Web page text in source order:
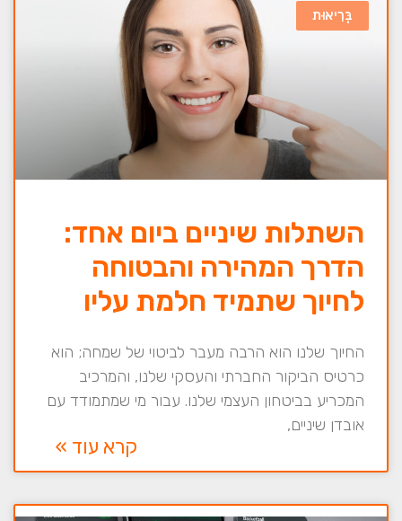
בְּרִיאוּת
השתלות שיניים ביום אחד:
הדרך המהירה והבטוחה
לחיוך שתמיד חלמת עליו
החיוך שלנו הוא הרבה מעבר לביטוי של שמחה; הוא
כרטיס הביקור החברתי והעסקי שלנו, והמרכיב
המכריע בביטחון העצמי שלנו. עבור מי שמתמודד עם
אובדן שיניים,
קרא עוד »